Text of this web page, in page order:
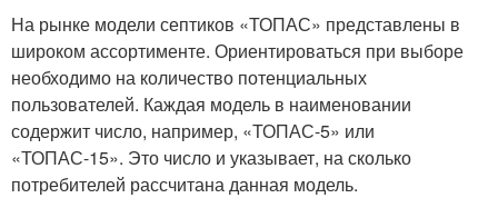
На рынке модели септиков «ТОПАС» представлены в
широком ассортименте. Ориентироваться при выборе
необходимо на количество потенциальных
пользователей. Каждая модель в наименовании
содержит число, например, «ТОПАС-5» или
«ТОПАС-15». Это число и указывает, на сколько
потребителей рассчитана данная модель.